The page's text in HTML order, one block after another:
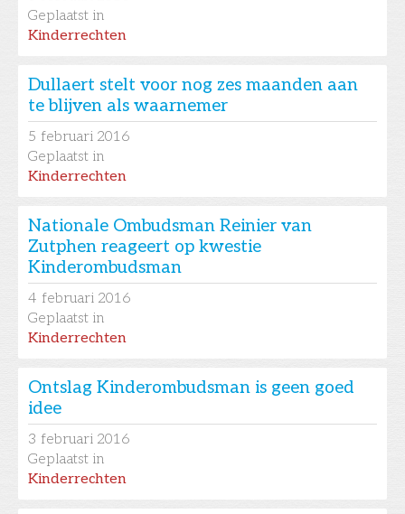
Geplaatst in
Kinderrechten
Dullaert stelt voor nog zes maanden aan
te blijven als waarnemer
5 februari 2016
Geplaatst in
Kinderrechten
Nationale Ombudsman Reinier van
Zutphen reageert op kwestie
Kinderombudsman
4 februari 2016
Geplaatst in
Kinderrechten
Ontslag Kinderombudsman is geen goed
idee
3 februari 2016
Geplaatst in
Kinderrechten